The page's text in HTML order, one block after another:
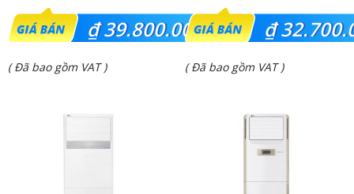
Giá
gốc
là:
₫39.800.000
Giá
( Đã bao gồm VAT )
Giá
gốc
là:
₫
Giá
( Đã bao gồm VAT )